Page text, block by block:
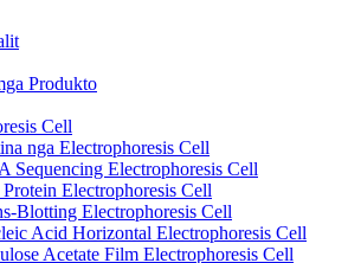
Produkto
Cell
nga Electrophoresis Cell
Sequencing Electrophoresis Cell
Electrophoresis Cell
Blotting Electrophoresis Cell
Acid Horizontal Electrophoresis Cell
Acetate Film Electrophoresis Cell